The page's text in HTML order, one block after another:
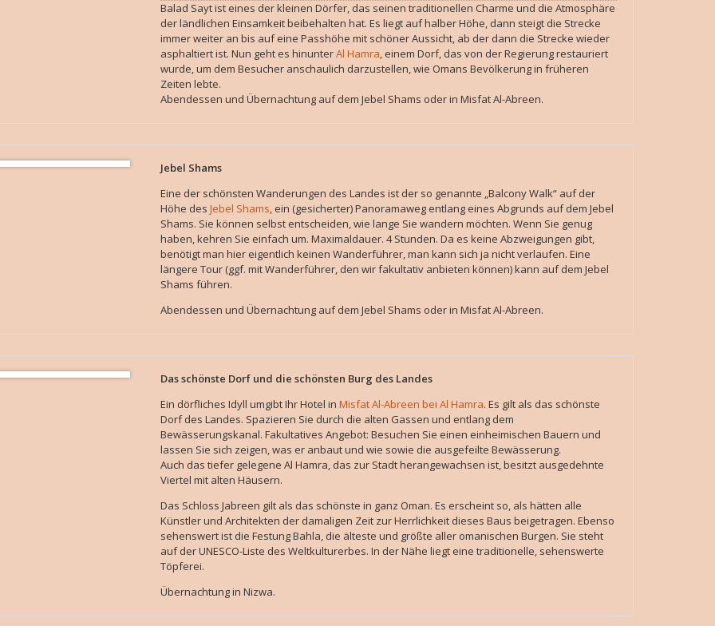
Balad Sayt ist eines der kleinen Dörfer, das seinen traditionellen Charme und die Atmosphäre
der ländlichen Einsamkeit beibehalten hat. Es liegt auf halber Höhe, dann steigt die Strecke
immer weiter an bis auf eine Passhöhe mit schöner Aussicht, ab der dann die Strecke wieder
asphaltiert ist. Nun geht es hinunterAl Hamra, einem Dorf, das von der Regierung restauriert
wurde, um dem Besucher anschaulich darzustellen, wie Omans Bevölkerung in früheren
Zeiten lebte.
Abendessen und Übernachtung auf dem Jebel Shams oder in Misfat Al-Abreen.
Jebel Shams
Eine der schönsten Wanderungen des Landes ist der so genannte „Balcony Walk“ auf der
Höhe des Jebel Shams, ein (gesicherter) Panoramaweg entlang eines Abgrunds auf dem Jebel
Shams. Sie können selbst entscheiden, wie lange Sie wandern möchten. Wenn Sie genug
haben, kehren Sie einfach um. Maximaldauer. 4 Stunden. Da es keine Abzweigungen gibt,
benötigt man hier eigentlich keinen Wanderführer, man kann sich ja nicht verlaufen. Eine
längere Tour (ggf. mit Wanderführer, den wir fakultativ anbieten können) kann auf dem Jebel
Shams führen.
Abendessen und Übernachtung auf dem Jebel Shams oder in Misfat Al-Abreen.
Das schönste Dorf und die schönsten Burg des Landes
Ein dörfliches Idyll umgibt Ihr Hotel in Misfat Al-Abreen bei Al Hamra. Es gilt als das schönste
Dorf des Landes. Spazieren Sie durch die alten Gassen und entlang dem
Bewässerungskanal. Fakultatives Angebot: Besuchen Sie einen einheimischen Bauern und
lassen Sie sich zeigen, was er anbaut und wie sowie die ausgefeilte Bewässerung.
Auch das tiefer gelegene Al Hamra, das zur Stadt herangewachsen ist, besitzt ausgedehnte
Viertel mit alten Häusern.
Das Schloss Jabreen gilt als das schönste in ganz Oman. Es erscheint so, als hätten alle
Künstler und Architekten der damaligen Zeit zur Herrlichkeit dieses Baus beigetragen. Ebenso
sehenswert ist die Festung Bahla, die älteste und größte aller omanischen Burgen. Sie steht
auf der UNESCO-Liste des Weltkulturerbes. In der Nähe liegt eine traditionelle, sehenswerte
Töpferei.
Übernachtung in Nizwa.